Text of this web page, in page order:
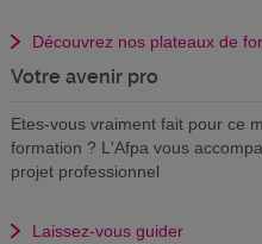
Découvrez nos plateaux de
Votre avenir pro
Etes-vous vraiment fait pour ce
formation ? L'Afpa vous
projet professionnel
Laissez-vous guider